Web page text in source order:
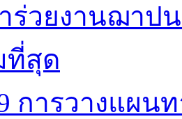
ร่วยงานฌาป
ที่สุด
การวางแผน